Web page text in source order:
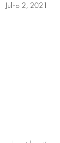
Julho 2, 2021